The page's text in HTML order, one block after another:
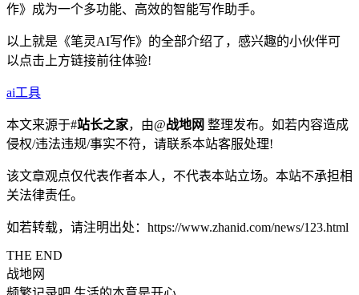
作》成为一个多功能、高效的智能写作助手。
以上就是《笔灵AI写作》的全部介绍了，感兴趣的小伙伴可
以点击上方链接前往体验!
ai工具
本文来源于#站长之家，由@战地网 整理发布。如若内容造成
侵权/违法违规/事实不符，请联系本站客服处理!
该文章观点仅代表作者本人，不代表本站立场。本站不承担相
关法律责任。
如若转载，请注明出处：https://www.zhanid.com/news/123.html
THE END
战地网